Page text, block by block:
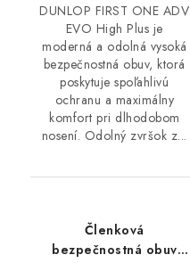
DUNLOP FIRST ONE ADV
EVO High Plus je
moderná a odolná vysoká
bezpečnostná obuv, ktorá
poskytuje spoľahlivú
ochranu a maximálny
komfort pri dlhodobom
nosení. Odolný zvršok z...
Členková
bezpečnostná obuv